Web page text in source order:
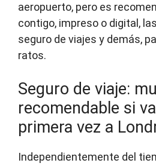
aeropuerto, pero es
contigo, impreso o digital,
seguro de viajes y demás,
ratos.
Seguro de viaje:
recomendable si
primera vez a
Independientemente del